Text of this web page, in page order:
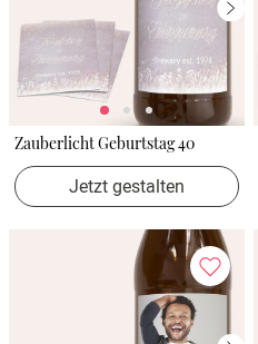
Zauberlicht Geburtstag 40
Jetzt gestalten